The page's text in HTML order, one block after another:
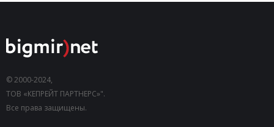
© 2000-2024,
ТОВ «КЕПРЕЙТ ПАРТНЕРС»".
Все права защищены.